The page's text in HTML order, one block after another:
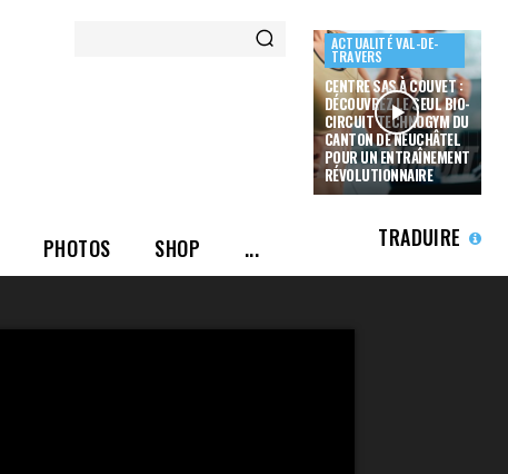
ACTUALITÉ VAL-DE-
TRAVERS
CENTRE SAS À COUVET :
DÉCOUVREZ LE SEUL BIO-
CIRCUIT TECHNOGYM DU
CANTON DE NEUCHÂTEL
POUR UN ENTRAÎNEMENT
RÉVOLUTIONNAIRE
PHOTOS SHOP ... TRADUIRE